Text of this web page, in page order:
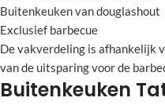
Buitenkeuken van douglashout
Exclusief barbecue
De vakverdeling is afhankelijk
van de uitsparing voor de
Buitenkeuken